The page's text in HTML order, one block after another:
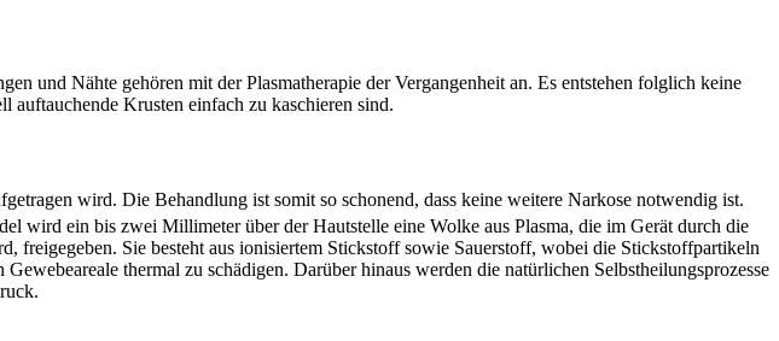
und Nähte gehören mit der Plasmatherapie der Vergangenheit an. Es entstehen folglich keine
auftauchende Krusten einfach zu kaschieren sind.
wird. Die Behandlung ist somit so schonend, dass keine weitere Narkose notwendig ist.
wird ein bis zwei Millimeter über der Hautstelle eine Wolke aus Plasma, die im Gerät durch die
freigegeben. Sie besteht aus ionisiertem Stickstoff sowie Sauerstoff, wobei die Stickstoffpartikeln
thermal zu schädigen. Darüber hinaus werden die natürlichen Selbstheilungsprozesse